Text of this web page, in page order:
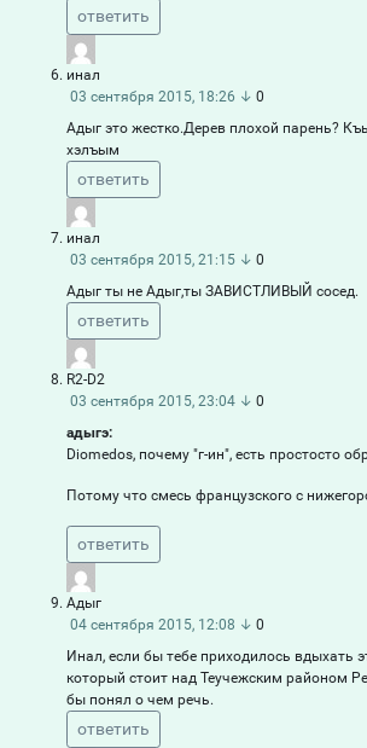
ответить
инал
03 сентября 2015, 18:26 ↓ 0
Адыг это жестко.Дерев плохой парень?
хэлъым
ответить
инал
03 сентября 2015, 21:15 ↓ 0
Адыг ты не Адыг,ты ЗАВИСТЛИВЫЙ сосед.
ответить
R2-D2
03 сентября 2015, 23:04 ↓ 0
адыгэ:
Diomedos, почему "г-ин", есть простосто
Потому что смесь французского с
ответить
Адыг
04 сентября 2015, 12:08 ↓ 0
Инал, если бы тебе приходилось вдыхать
который стоит над Теучежским районом
бы понял о чем речь.
ответить